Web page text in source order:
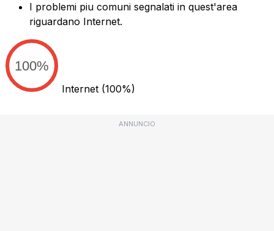
I problemi piu comuni segnalati in quest'area
riguardano Internet.
100%
Internet (100%)
ANNUNCIO